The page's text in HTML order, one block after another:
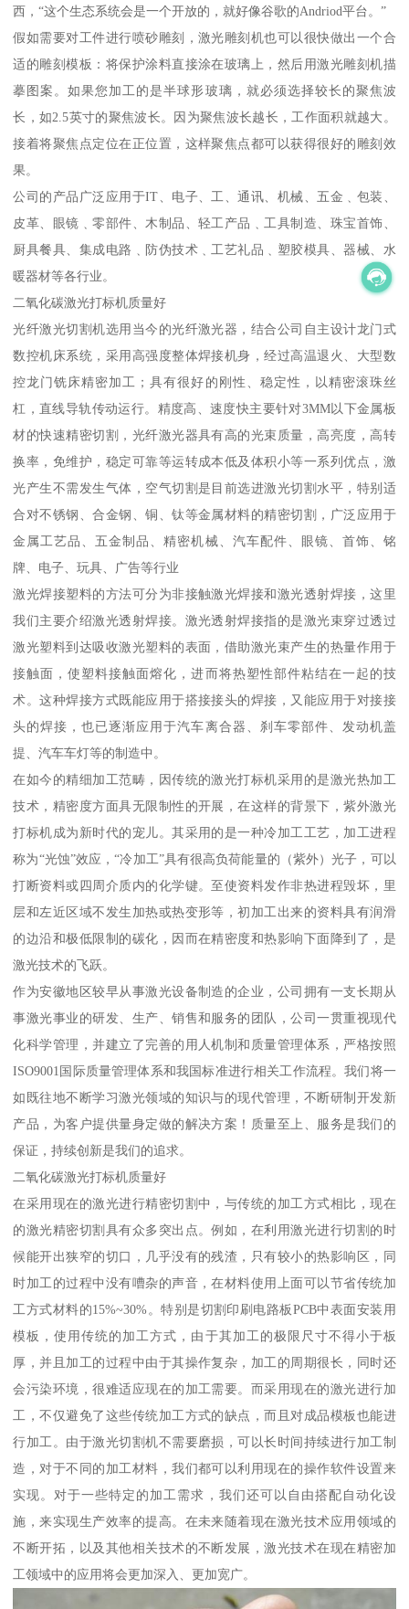
西，“这个生态系统会是一个开放的，就好像谷歌的Andriod平台。”
假如需要对工件进行喷砂雕刻，激光雕刻机也可以很快做出一个合
适的雕刻模板：将保护涂料直接涂在玻璃上，然后用激光雕刻机描
摹图案。如果您加工的是半球形玻璃，就必须选择较长的聚焦波
长，如2.5英寸的聚焦波长。因为聚焦波长越长，工作面积就越大。
接着将聚焦点定位在正位置，这样聚焦点都可以获得很好的雕刻效
果。
公司的产品广泛应用于IT、电子、工、通讯、机械、五金﹑包装、
皮革、眼镜﹑零部件、木制品、轻工产品﹑工具制造、珠宝首饰、
厨具餐具、集成电路﹑防伪技术﹑工艺礼品﹑塑胶模具、器械、水
暖器材等各行业。
二氧化碳激光打标机质量好
光纤激光切割机选用当今的光纤激光器，结合公司自主设计龙门式
数控机床系统，采用高强度整体焊接机身，经过高温退火、大型数
控龙门铣床精密加工；具有很好的刚性、稳定性，以精密滚珠丝
杠，直线导轨传动运行。精度高、速度快主要针对3MM以下金属板
材的快速精密切割，光纤激光器具有高的光束质量，高亮度，高转
换率，免维护，稳定可靠等运转成本低及体积小等一系列优点，激
光产生不需发生气体，空气切割是目前选进激光切割水平，特别适
合对不锈钢、合金钢、铜、钛等金属材料的精密切割，广泛应用于
金属工艺品、五金制品、精密机械、汽车配件、眼镜、首饰、铭
牌、电子、玩具、广告等行业
激光焊接塑料的方法可分为非接触激光焊接和激光透射焊接，这里
我们主要介绍激光透射焊接。激光透射焊接指的是激光束穿过透过
激光塑料到达吸收激光塑料的表面，借助激光束产生的热量作用于
接触面，使塑料接触面熔化，进而将热塑性部件粘结在一起的技
术。这种焊接方式既能应用于搭接接头的焊接，又能应用于对接接
头的焊接，也已逐渐应用于汽车离合器、刹车零部件、发动机盖
提、汽车车灯等的制造中。
在如今的精细加工范畴，因传统的激光打标机采用的是激光热加工
技术，精密度方面具无限制性的开展，在这样的背景下，紫外激光
打标机成为新时代的宠儿。其采用的是一种冷加工工艺，加工进程
称为“光蚀”效应，“冷加工”具有很高负荷能量的（紫外）光子，可以
打断资料或四周介质内的化学键。至使资料发作非热进程毁坏，里
层和左近区域不发生加热或热变形等，初加工出来的资料具有润滑
的边沿和极低限制的碳化，因而在精密度和热影响下面降到了，是
激光技术的飞跃。
作为安徽地区较早从事激光设备制造的企业，公司拥有一支长期从
事激光事业的研发、生产、销售和服务的团队，公司一贯重视现代
化科学管理，并建立了完善的用人机制和质量管理体系，严格按照
ISO9001国际质量管理体系和我国标准进行相关工作流程。我们将一
如既往地不断学习激光领域的知识与的现代管理，不断研制开发新
产品，为客户提供量身定做的解决方案！质量至上、服务是我们的
保证，持续创新是我们的追求。
二氧化碳激光打标机质量好
在采用现在的激光进行精密切割中，与传统的加工方式相比，现在
的激光精密切割具有众多突出点。例如，在利用激光进行切割的时
候能开出狭窄的切口，几乎没有的残渣，只有较小的热影响区，同
时加工的过程中没有嘈杂的声音，在材料使用上面可以节省传统加
工方式材料的15%~30%。特别是切割印刷电路板PCB中表面安装用
模板，使用传统的加工方式，由于其加工的极限尺寸不得小于板
厚，并且加工的过程中由于其操作复杂，加工的周期很长，同时还
会污染环境，很难适应现在的加工需要。而采用现在的激光进行加
工，不仅避免了这些传统加工方式的缺点，而且对成品模板也能进
行加工。由于激光切割机不需要磨损，可以长时间持续进行加工制
造，对于不同的加工材料，我们都可以利用现在的操作软件设置来
实现。对于一些特定的加工需求，我们还可以自由搭配自动化设
施，来实现生产效率的提高。在未来随着现在激光技术应用领域的
不断开拓，以及其他相关技术的不断发展，激光技术在现在精密加
工领域中的应用将会更加深入、更加宽广。